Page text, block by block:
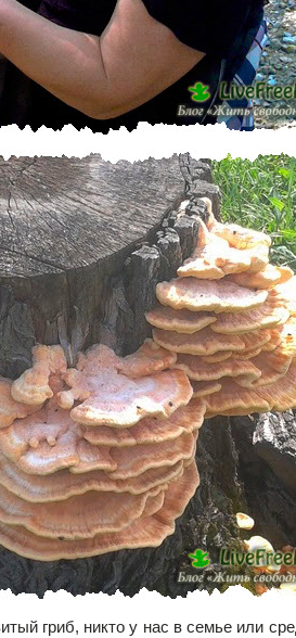
гриб, никто у нас в семье или